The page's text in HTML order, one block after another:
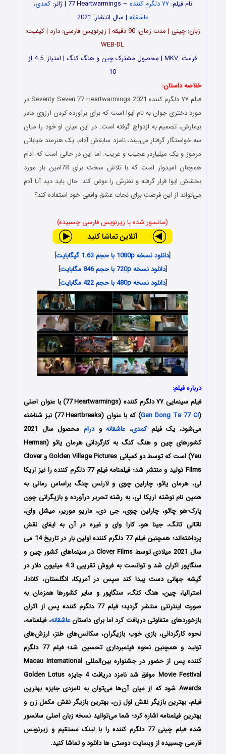
نام فیلم:۷۷ دلگرم کننده – 77
iHeartwarmings | ژانر: کمدی،
عاشقانه | سال انتشار: 2021
زبان: چینی | مدت‌‌‌ زمان: 90 دقیقه | زیرنویس فارسی: دارد | کیفیت:
WEB-DL
فرمت: MKV | محصول مشترک چین و هنگ کنگ | امتیاز: 4.5 از
10
خلاصه داستان:
فیلم ۷۷ دلگرم کننده Seventy Seven 77 Heartwarmings 2021 در
مورد دختری جوان به نام ایوا است که برای برآورده کردن آرزوی مادر
بیمارش، تصمیم به ازدواج گرفته است. در این میان او خود را میان
سه خواستگار گرفتار می‌بیند، نامزد سابقش آدام، یک هنرمند خیابانی
مرموز و یک میلیاردر عجیب و غریب. اما این در حالی است که آدام
همچنان امیدوار است که با تلاش سخت برای 78امین بار مورد
بخشش ایوا قرار گرفته و نظرش را عوض کند. حال باید دید آیا آدم
می‌تواند از این فرصت برای نجات عشق واقعی خود استفاده کند؟
(سانسور شده با زیرنویس فارسی چسبیده)
[دانلود نسخه 1080p با حجم 1.63 گیگابایت
]
[دانلود نسخه 720p با حجم 846 مگابایت
]
[دانلود نسخه 480p با حجم 422 مگابایت ]
درباره فیلم:
فیلم سینمایی ۷۷ دلگرم کننده (77
i
Heartwarmings) با عنوان اصلی
(
Gan Dong Ta 77 Ci) که با عنوان (77 i
Heartbreaks) نیز شناخته
می‌شود، یک فیلمکمدی،عاشقانهودرام
محصول سال 2021
کشورهای چین و هنگ کنگ به کارگردانی هرمان یائو (Herman
Yau) است که توسط دو کمپانی Golden Village Pictures و Clover
Films تولید و منتشر شد؛ فیلمنامه فیلم 77 دلگرم کننده را نیز اریکا
لی، هرمان یائو، چارلین چوی و لارنس چنگ براساس رمانی به
همین نام نوشته اریکا لی، به رشته تحریر درآورده و بازیگرانی چون
پارک-هو چائو، چارلین چوی، جی دی، ماریو موریر، میشل وای،
ناتالی تانگ، جینا هو، کارا وای و غیره در آن به ایفای نقش
پرداخته‌اند؛ همچنین فیلم 77 دلگرم کننده اولین بار در تاریخ 14 می
سال 2021 میلادی توسط Clover Films در سینماهای کشور چین و
سنگاپور اکران شد و توانست به فروش تقریبی 4.3 میلیون دلار در
گیشه جهانی دست پیدا کند سپس در آمریکا، انگلستان، کانادا،
استرالیا، چین، هنگ کنگ، سنگاپور و سایر کشورها همزمان به
صورت اینترنتی منتشر گردید؛ فیلم 77 دلگرم کننده پس از اکران
بازخوردهای متفاوتی دریافت کرد اما برای داستانعاشقانه، فیلمنامه،
نحوه کارگردانی، بازی خوب بازیگران، سکانس‌های طنز، ارزش‌های
تولید و همچنین نحوه فیلمبرداری تحسین شد؛ فیلم 77 دلگرم
کننده پس از حضور در جشنواره‌ بین‌المللی Macau International
Movie Festival موفق شد نامزد دریافت 4 جایزه Golden Lotus
Awards شود که از میان آن‌ها می‌توان به نامزدی جایزه بهترین
فیلم، بهترین بازیگر نقش اول زن، بهترین بازیگر نقش مکمل زن و
بهترین فیلمنامه اشاره کرد؛ شما می‌توانید نسخه زبان اصلی سانسور
شده فیلم چینی 77 دلگرم کننده را با لینک مستقیم و زیرنویس
فارسی چسبیده از وبسایت دوستی ها دانلود و تماشا کنید.